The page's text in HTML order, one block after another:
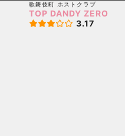
歌舞伎町 ホストクラブ
TOP DANDY ZERO
3.17